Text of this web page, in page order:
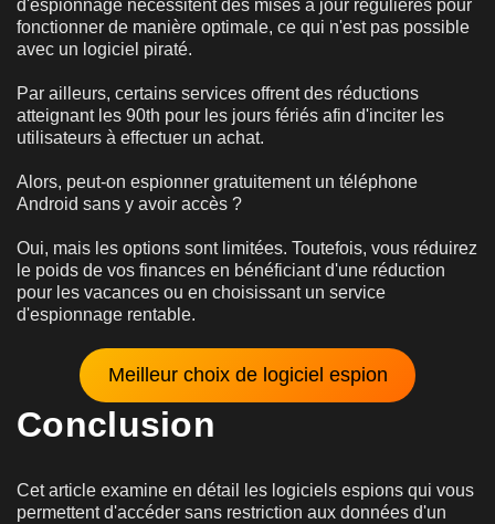
d'espionnage nécessitent des mises à jour régulières pour
fonctionner de manière optimale, ce qui n'est pas possible
avec un logiciel piraté.
Par ailleurs, certains services offrent des réductions
atteignant les 90th pour les jours fériés afin d'inciter les
utilisateurs à effectuer un achat.
Alors, peut-on espionner gratuitement un téléphone
Android sans y avoir accès ?
Oui, mais les options sont limitées. Toutefois, vous réduirez
le poids de vos finances en bénéficiant d'une réduction
pour les vacances ou en choisissant un service
d'espionnage rentable.
Meilleur choix de logiciel espion
Conclusion
Cet article examine en détail les logiciels espions qui vous
permettent d'accéder sans restriction aux données d'un